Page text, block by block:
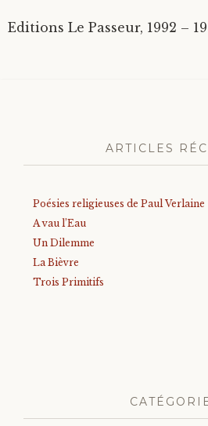
Editions Le Passeur, 1992 –
ARTICLES
Poésies religieuses de Paul Verlaine
A vau l’Eau
Un Dilemme
La Bièvre
Trois Primitifs